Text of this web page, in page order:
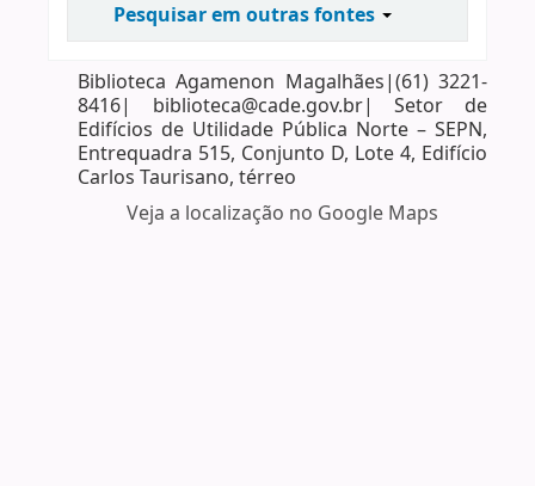
Pesquisar em outras fontes
Biblioteca Agamenon Magalhães|(61) 3221-
8416| biblioteca@cade.gov.br| Setor de
Edifícios de Utilidade Pública Norte – SEPN,
Entrequadra 515, Conjunto D, Lote 4, Edifício
Carlos Taurisano, térreo
Veja a localização no Google Maps